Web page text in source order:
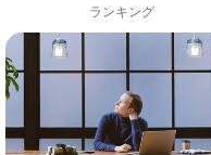
ランキング